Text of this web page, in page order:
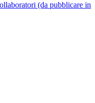
(da pubblicare in